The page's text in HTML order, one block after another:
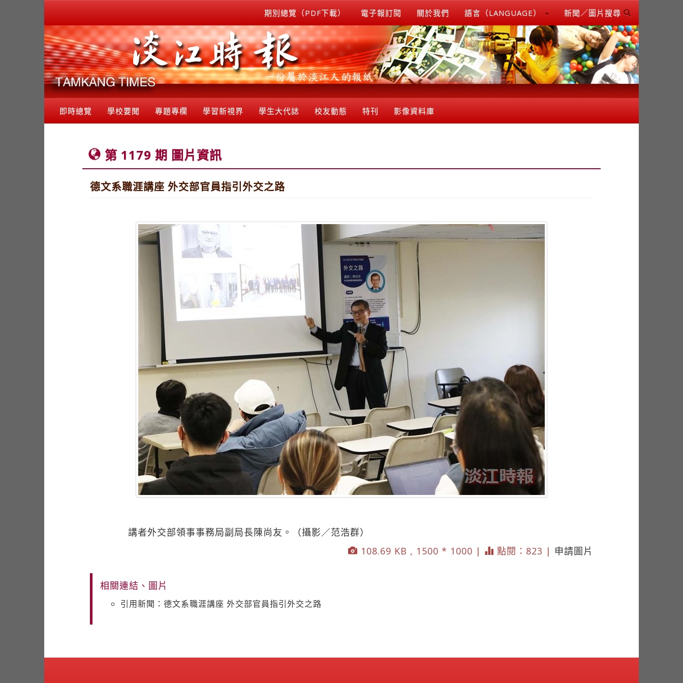
期別總覽（PDF下載） 電子報訂閱 關於我們 語言（LANGUAGE） 新聞／圖片搜尋
即時總覽 學校要聞 專題專欄 學習新視界 學生大代誌 校友動態 特刊 影像資料庫
第 1179 期 圖片資訊
德文系職涯講座 外交部官員指引外交之路
講者外交部領事事務局副局長陳尚友。（攝影／范浩群）
108.69 KB , 1500 * 1000 |
點閱：823 | 申請圖片
相關連結、圖片
引用新聞：德文系職涯講座 外交部官員指引外交之路